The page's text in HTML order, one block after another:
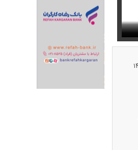
فیلم/ پزشکیان: سایپا و چند شرکت دیگر هم مثل
می‌کنیم استایل جدید صابر ابر در فضای مجازی